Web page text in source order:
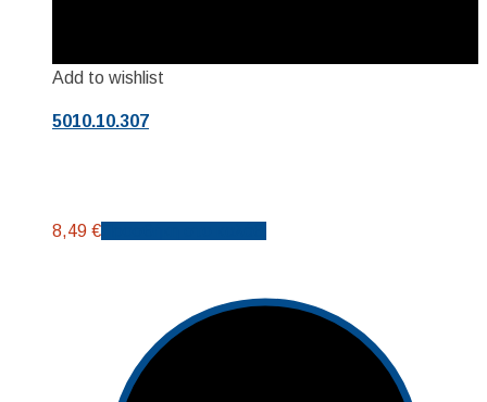
Add to wishlist
5010.10.307
8,49 €